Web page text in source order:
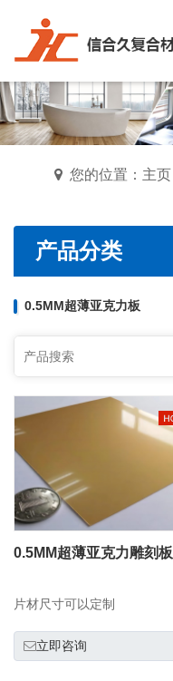
您的位置：主页
产品分类
0.5MM超薄亚克力板
0.5MM超薄亚克力雕刻板
片材尺寸可以定制
立即咨询